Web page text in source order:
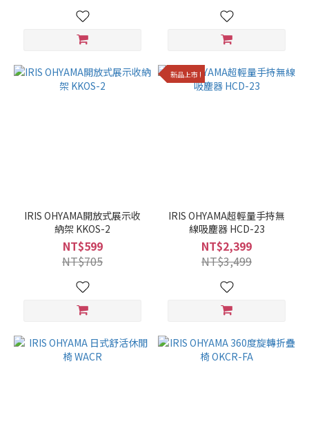
IRIS OHYAMA開放式展示收
納架 KKOS-2
NT$599
NT$705
新品上市 !
IRIS OHYAMA超輕量手持無
線吸塵器 HCD-23
NT$2,399
NT$3,499